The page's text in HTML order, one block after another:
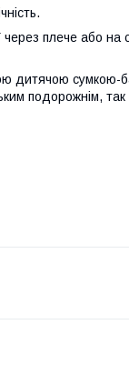
плече або на
дитячою сумкою-
подорожнім, так і